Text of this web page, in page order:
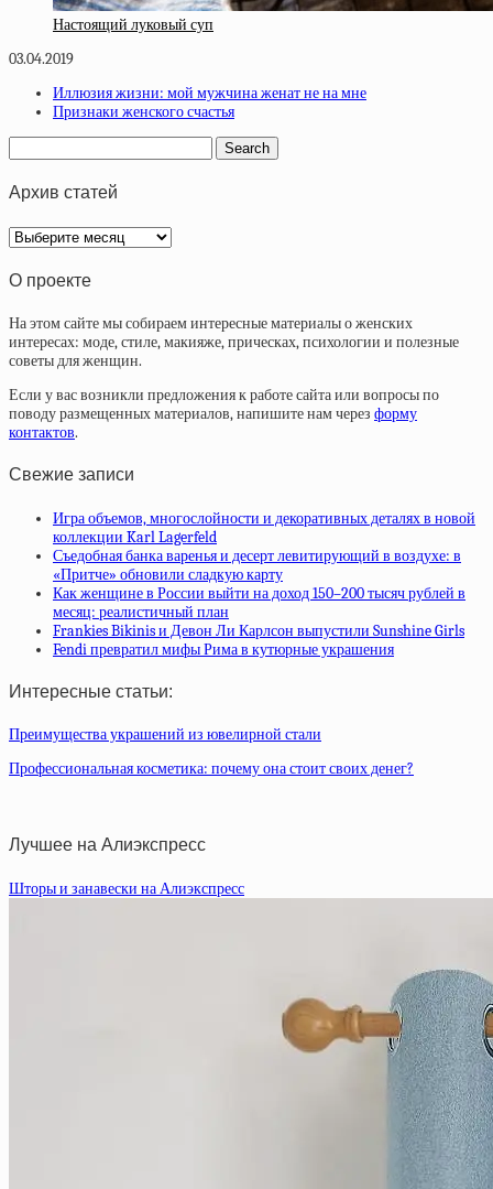
Настоящий луковый суп
03.04.2019
Иллюзия жизни: мой мужчина женат не на мне
Признаки женского счастья
Архив статей
Архив
статей
О проекте
На этом сайте мы собираем интересные материалы о женских
интересах: моде, стиле, макияже, прическах, психологии и полезные
советы для женщин.
Если у вас возникли предложения к работе сайта или вопросы по
поводу размещенных материалов, напишите нам через форму
контактов.
Свежие записи
Игра объемов, многослойности и декоративных деталях в новой
коллекции Karl Lagerfeld
Съедобная банка варенья и десерт левитирующий в воздухе: в
«Притче» обновили сладкую карту
Как женщине в России выйти на доход 150–200 тысяч рублей в
месяц: реалистичный план
Frankies Bikinis и Девон Ли Карлсон выпустили Sunshine Girls
Fendi превратил мифы Рима в кутюрные украшения
Интересные статьи:
Преимущества украшений из ювелирной стали
Профессиональная косметика: почему она стоит своих денег?
Лучшее на Алиэкспресс
Шторы и занавески на Алиэкспресс